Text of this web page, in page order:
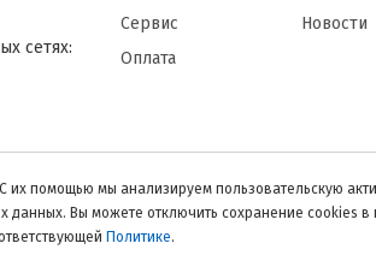
сетях:
Сервис
Оплата
Новости
их помощью мы анализируем пользовательскую
данных. Вы можете отключить сохранение cookies
Политике.